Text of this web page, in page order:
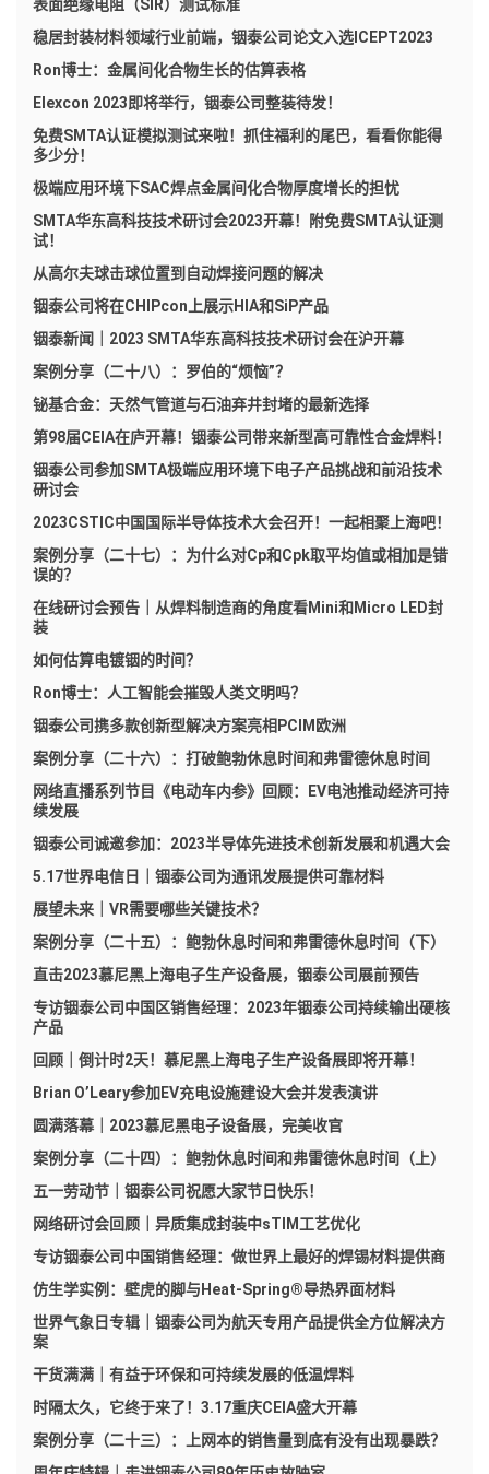
表面绝缘电阻（SIR）测试标准
稳居封装材料领域行业前端，铟泰公司论文入选ICEPT2023
Ron博士：金属间化合物生长的估算表格
Elexcon 2023即将举行，铟泰公司整装待发！
免费SMTA认证模拟测试来啦！抓住福利的尾巴，看看你能得
多少分！
极端应用环境下SAC焊点金属间化合物厚度增长的担忧
SMTA华东高科技技术研讨会2023开幕！附免费SMTA认证测
试！
从高尔夫球击球位置到自动焊接问题的解决
铟泰公司将在CHIPcon上展示HIA和SiP产品
铟泰新闻｜2023 SMTA华东高科技技术研讨会在沪开幕
案例分享（二十八）：罗伯的“烦恼”？
铋基合金：天然气管道与石油弃井封堵的最新选择
第98届CEIA在庐开幕！铟泰公司带来新型高可靠性合金焊料！
铟泰公司参加SMTA极端应用环境下电子产品挑战和前沿技术
研讨会
2023CSTIC中国国际半导体技术大会召开！一起相聚上海吧！
案例分享（二十七）：为什么对Cp和Cpk取平均值或相加是错
误的？
在线研讨会预告｜从焊料制造商的角度看Mini和Micro LED封
装
如何估算电镀铟的时间？
Ron博士：人工智能会摧毁人类文明吗？
铟泰公司携多款创新型解决方案亮相PCIM欧洲
案例分享（二十六）：打破鲍勃休息时间和弗雷德休息时间
网络直播系列节目《电动车内参》回顾：EV电池推动经济可持
续发展
铟泰公司诚邀参加：2023半导体先进技术创新发展和机遇大会
5.17世界电信日｜铟泰公司为通讯发展提供可靠材料
展望未来｜VR需要哪些关键技术？
案例分享（二十五）：鲍勃休息时间和弗雷德休息时间（下）
直击2023慕尼黑上海电子生产设备展，铟泰公司展前预告
专访铟泰公司中国区销售经理：2023年铟泰公司持续输出硬核
产品
回顾｜倒计时2天！慕尼黑上海电子生产设备展即将开幕！
Brian O’Leary参加EV充电设施建设大会并发表演讲
圆满落幕｜2023慕尼黑电子设备展，完美收官
案例分享（二十四）：鲍勃休息时间和弗雷德休息时间（上）
五一劳动节｜铟泰公司祝愿大家节日快乐！
网络研讨会回顾｜异质集成封装中sTIM工艺优化
专访铟泰公司中国销售经理：做世界上最好的焊锡材料提供商
仿生学实例：壁虎的脚与Heat-Spring®导热界面材料
世界气象日专辑｜铟泰公司为航天专用产品提供全方位解决方
案
干货满满｜有益于环保和可持续发展的低温焊料
时隔太久，它终于来了！3.17重庆CEIA盛大开幕
案例分享（二十三）：上网本的销售量到底有没有出现暴跌？